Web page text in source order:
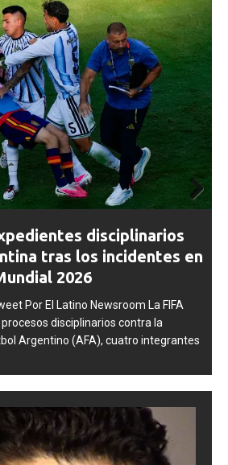
disciplinarios
tras los incidentes en
2026
Por El Latino Newsroom La FIFA
disciplinarios contra la
Argentino (AFA), cuatro integrantes